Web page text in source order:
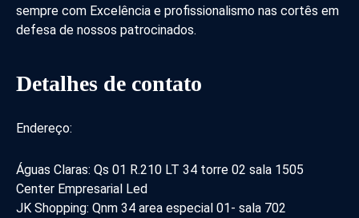
sempre com Excelência e profissionalismo nas cortês em
defesa de nossos patrocinados.
Detalhes de contato
Endereço:
Águas Claras: Qs 01 R.210 LT 34 torre 02 sala 1505
Center Empresarial Led
JK Shopping: Qnm 34 area especial 01- sala 702